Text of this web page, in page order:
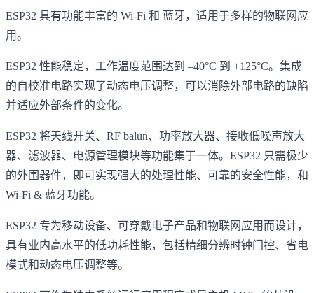
ESP32 具有功能丰富的 Wi-Fi 和 蓝牙，适用于多样的物联网应
用。
ESP32 性能稳定，工作温度范围达到 –40°C 到 +125°C。集成
的自校准电路实现了动态电压调整，可以消除外部电路的缺陷
并适应外部条件的变化。
ESP32 将天线开关、RF balun、功率放大器、接收低噪声放大
器、滤波器、电源管理模块等功能集于一体。ESP32 只需极少
的外围器件，即可实现强大的处理性能、可靠的安全性能，和
Wi-Fi & 蓝牙功能。
ESP32 专为移动设备、可穿戴电子产品和物联网应用而设计，
具有业内高水平的低功耗性能，包括精细分辨时钟门控、省电
模式和动态电压调整等。